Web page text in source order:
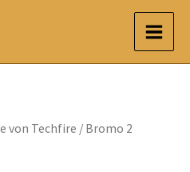
von Techfire / Bromo 2